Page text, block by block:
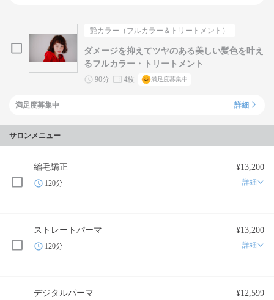
艶カラー（フルカラー＆トリートメント）
ダメージを抑えてツヤのある美しい髪色を叶え
るフルカラー・トリートメント
90分 4枚 満足度募集中
満足度募集中 詳細
サロンメニュー
縮毛矯正 ¥13,200
120分 詳細
ストレートパーマ ¥13,200
120分 詳細
デジタルパーマ ¥12,599